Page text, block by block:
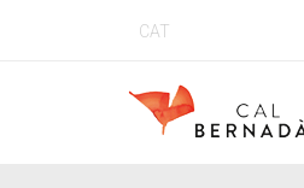
CAT